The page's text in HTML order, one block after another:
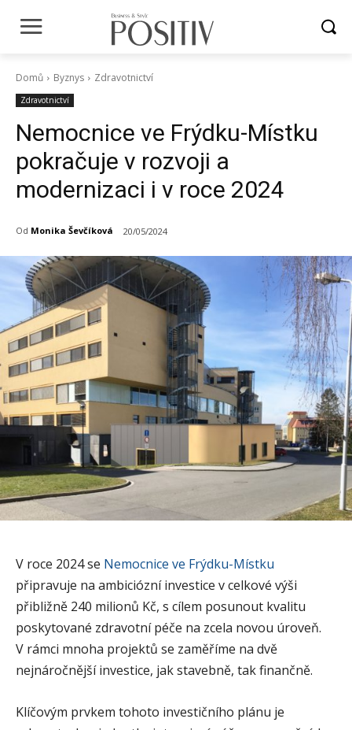
Domů Byznys Zdravotnictví
Zdravotnictví
Nemocnice ve Frýdku-Místku
pokračuje v rozvoji a
modernizaci i v roce 2024
Od Monika Ševčíková 20/05/2024
V roce 2024 se Nemocnice ve Frýdku-Místku
připravuje na ambiciózní investice v celkové výši
přibližně 240 milionů Kč, s cílem posunout kvalitu
poskytované zdravotní péče na zcela novou úroveň.
V rámci mnoha projektů se zaměříme na dvě
nejnáročnější investice, jak stavebně, tak finančně.
Klíčovým prvkem tohoto investičního plánu je